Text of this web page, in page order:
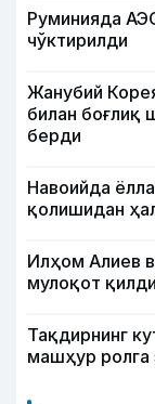
Руминияда
чўктирилди
Жанубий
билан боғлиқ
берди
Навоийда
қолишидан
Илҳом Алиев
мулоқот қилди
Тақдирнинг
машҳур ролга